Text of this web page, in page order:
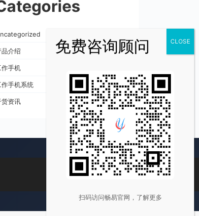
品介绍
作手机
作手机系统
货资讯
扫码访问畅易官网，了解更多